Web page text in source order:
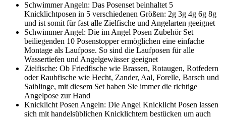
Schwimmer Angeln: Das Posenset beinhaltet 5
Knicklichtposen in 5 verschiedenen Größen: 2g 3g 4g 6g 8g
und ist somit für fast alle Zielfische und Angelarten geeignet
Schwimmer Angel: Die im Angel Posen Zubehör Set
beiliegenden 10 Posenstopper ermöglichen eine einfache
Montage als Laufpose. So sind die Laufposen für alle
Wassertiefen und Angelgewässer geeignet
Zielfische: Ob Friedfische wie Brassen, Rotaugen, Rotfedern
oder Raubfische wie Hecht, Zander, Aal, Forelle, Barsch und
Saiblinge, mit diesem Set haben Sie immer die richtige
Angelpose zur Hand
Knicklicht Posen Angeln: Die Angel Knicklicht Posen lassen
sich mit handelsüblichen Knicklichtern bestücken um auch